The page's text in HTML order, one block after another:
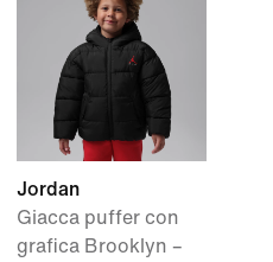
Jordan
Giacca puffer con
grafica Brooklyn –